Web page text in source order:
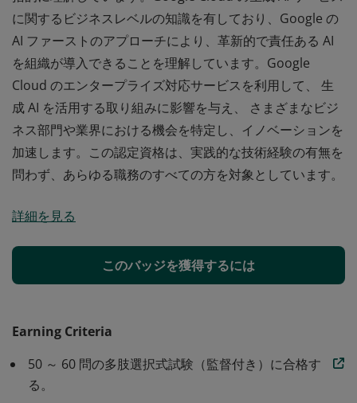
に関するビジネスレベルの知識を有しており、Google の
AI ファーストのアプローチにより、革新的で責任ある AI
を組織が導入できることを理解しています。Google
Cloud のエンタープライズ対応サービスを利用して、 生
成 AI を活用する取り組みに影響を与え、 さまざまなビジ
ネス部門や業界における機会を特定し、イノベーションを
加速します。この認定資格は、実践的な技術経験の有無を
問わず、あらゆる職務のすべての方を対象としています。
あり、生成 AI がどのように企業を変革するかについて包
に関するビジネスレベルの知識を有しており、Google の
AI ファーストのアプローチにより、革新的で責任ある AI
Cloud のエンタープライズ対応サービスを利用して、 生
ネス部門や業界における機会を特定し、イノベーションを
詳細を見る
このバッジを獲得するには
Earning Criteria
50 ～ 60 問の多肢選択式試験（監督付き）に合格す
る。